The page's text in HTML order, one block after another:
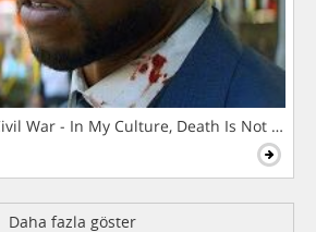
War - In My Culture, Death Is Not The
Daha fazla göster